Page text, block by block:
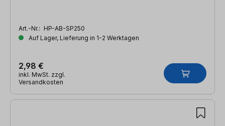
Art.-Nr.: HP-AB-SP250
Auf Lager, Lieferung in 1-2 Werktagen
2,98 €
inkl. MwSt. zzgl.
Versandkosten